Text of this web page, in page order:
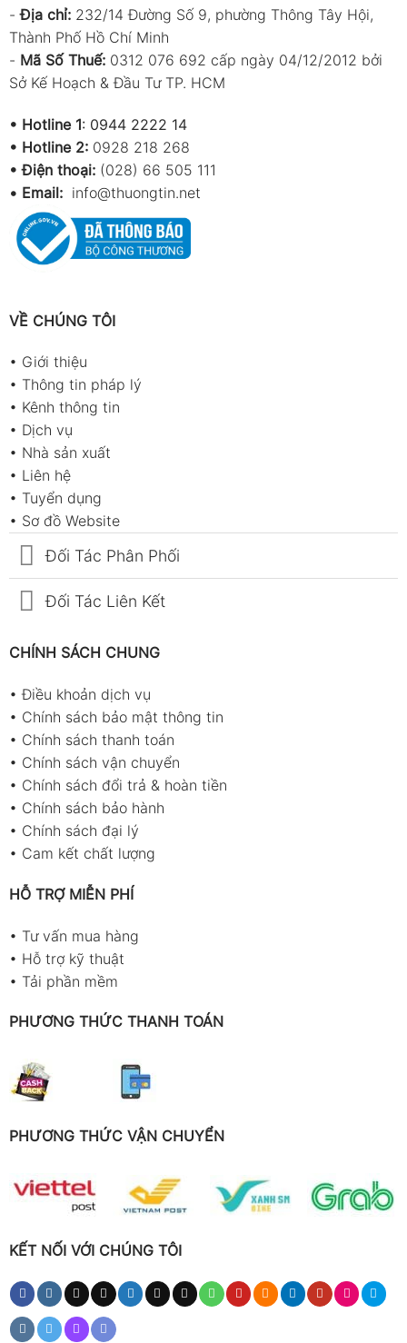
-Địa chỉ: 232/14 Đường Số 9, phường Thông Tây Hội,
Thành Phố Hồ Chí Minh
- Mã Số Thuế: 0312 076 692 cấp ngày 04/12/2012 bởi
Sở Kế Hoạch & Đầu Tư TP. HCM
• Hotline 1: 0944 2222 14
• Hotline 2: 0928 218 268
• Điện thoại: (028) 66 505 111
• Email: info@thuongtin.net
VỀ CHÚNG TÔI
• Giới thiệu
• Thông tin pháp lý
• Kênh thông tin
• Dịch vụ
• Nhà sản xuất
• Liên hệ
• Tuyển dụng
• Sơ đồ Website
Đối Tác Phân Phối
Đối Tác Liên Kết
CHÍNH SÁCH CHUNG
•Điều khoản dịch vụ
• Chính sách bảo mật thông tin
• Chính sách thanh toán
• Chính sách vận chuyển
• Chính sách đổi trả & hoàn tiền
• Chính sách bảo hành
• Chính sách đại lý
• Cam kết chất lượng
HỖ TRỢ MIỄN PHÍ
• Tư vấn mua hàng
• Hỗ trợ kỹ thuật
• Tải phần mềm
PHƯƠNG THỨC THANH TOÁN
PHƯƠNG THỨC VẬN CHUYỂN
KẾT NỐI VỚI CHÚNG TÔI